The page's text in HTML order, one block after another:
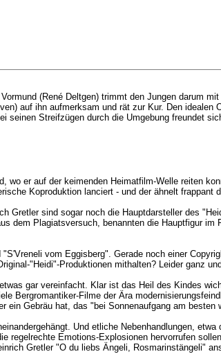
(René Deltgen) trimmt den Jungen darum
auf ihn aufmerksam und rät zur Kur. Den
Streifzügen durch die Umgebung freundet
er auf der keimenden Heimatfilm-Welle reiten
Koproduktion lanciert - und der ähnelt frappant
sind sogar noch die Hauptdarsteller des
dem Plagiatsversuch, benannten die Hauptfigur
vom Eggisberg". Gerade noch einer
"Heidi"-Produktionen mithalten? Leider ganz
gar vereinfacht. Klar ist das Heil des Kindes
Bergromantiker-Filme der Ära
ein Gebräu hat, das "bei Sonnenaufgang am besten
Und etliche Nebenhandlungen,
Emotions-Explosionen hervorrufen
Gretler "O du liebs Ängeli, Rosmarinstängeli"